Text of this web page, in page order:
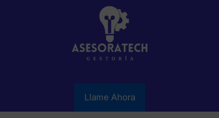
Llame Ahora